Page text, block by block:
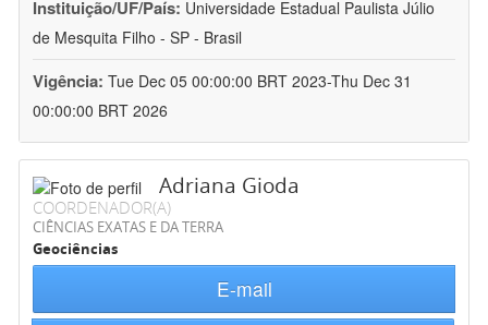
Instituição/UF/País: Universidade Estadual Paulista Júlio
de Mesquita Filho - SP - Brasil
Vigência: Tue Dec 05 00:00:00 BRT 2023-Thu Dec 31
00:00:00 BRT 2026
Adriana Gioda
COORDENADOR(A)
CIÊNCIAS EXATAS E DA TERRA
Geociências
E-mail